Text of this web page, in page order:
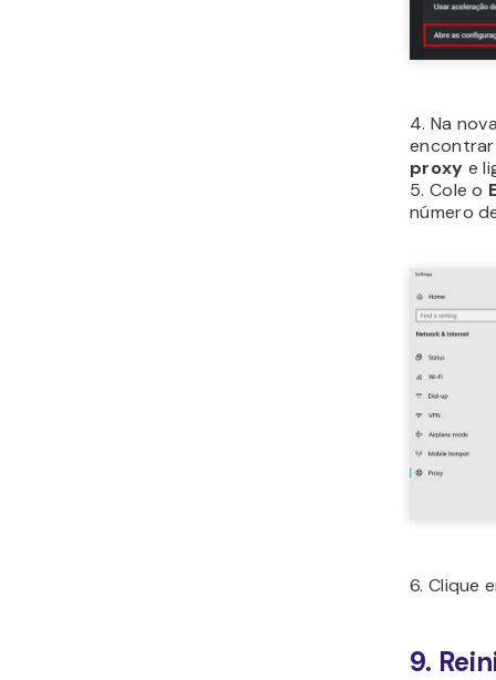
4. Na
proxy e
5. Cole o
número
6. Clique
9.